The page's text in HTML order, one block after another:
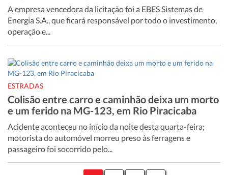
A empresa vencedora da licitação foi a EBES Sistemas de
Energia S.A., que ficará responsável por todo o investimento,
operação e...
ESTRADAS
Colisão entre carro e caminhão deixa um morto
e um ferido na MG-123, em Rio Piracicaba
Acidente aconteceu no início da noite desta quarta-feira;
motorista do automóvel morreu preso às ferragens e
passageiro foi socorrido pelo...